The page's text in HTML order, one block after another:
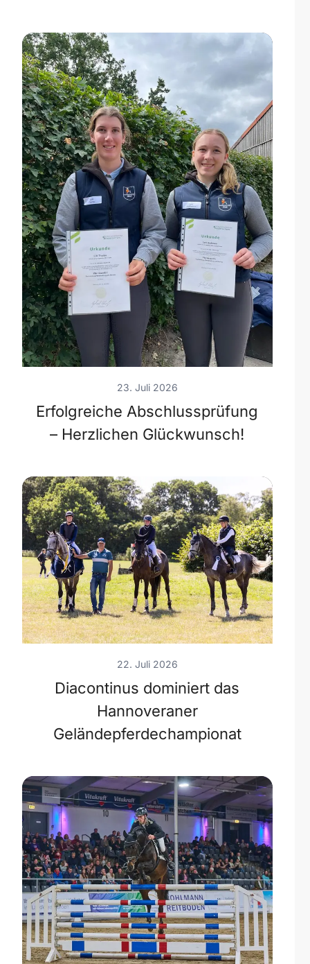
23. Juli 2026
Erfolgreiche Abschlussprüfung
– Herzlichen Glückwunsch!
22. Juli 2026
Diacontinus dominiert das
Hannoveraner
Geländepferdechampionat